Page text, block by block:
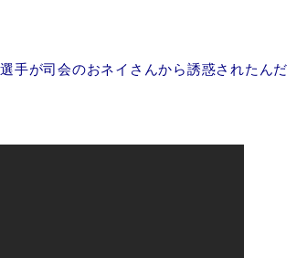
手が司会のおネイさんから誘惑されたんだ